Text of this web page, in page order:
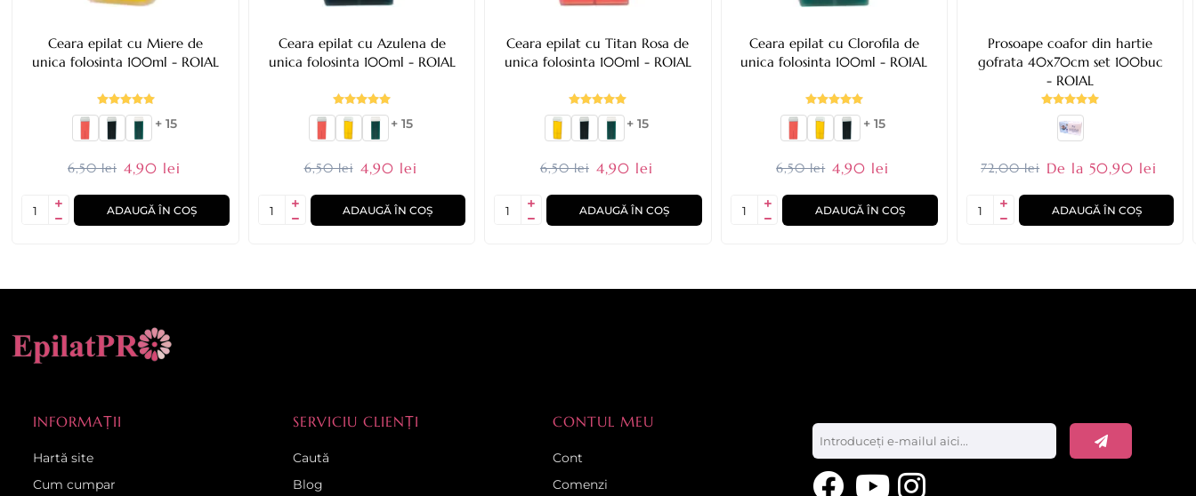
Ceara epilat cu Miere de
unica folosinta 100ml - ROIAL
+ 15
6,50 lei 4,90 lei
ADAUGĂ ÎN COȘ
Ceara epilat cu Azulena de
unica folosinta 100ml - ROIAL
+ 15
6,50 lei 4,90 lei
ADAUGĂ ÎN COȘ
Ceara epilat cu Titan Rosa de
unica folosinta 100ml - ROIAL
+ 15
6,50 lei 4,90 lei
ADAUGĂ ÎN COȘ
Ceara epilat cu Clorofila de
unica folosinta 100ml - ROIAL
+ 15
6,50 lei 4,90 lei
ADAUGĂ ÎN COȘ
Prosoape coafor din hartie
gofrata 40x70cm set 100buc
- ROIAL
72,00 lei De la 50,90 lei
ADAUGĂ ÎN COȘ
INFORMAȚII
Hartă site
Cum cumpar
SERVICIU CLIENȚI
Caută
Blog
CONTUL MEU
Cont
Comenzi